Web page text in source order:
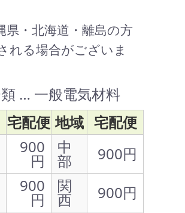
県・北海道・離島の方
れる場合がございま
… 一般電気材料
宅配便 地域 宅配便
900
円
中
部
900円
900
円
関
西
900円